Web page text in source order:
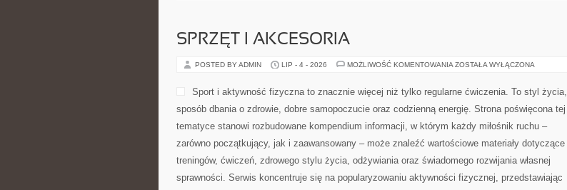
SPRZĘT I AKCESORIA
POSTED BY ADMIN LIP - 4 - 2026 MOŻLIWOŚĆ KOMENTOWANIA SPRZĘT
ZOSTAŁA WYŁĄCZONA
Sport i aktywność fizyczna to znacznie więcej niż tylko regularne ćwiczenia. To styl życia,
sposób dbania o zdrowie, dobre samopoczucie oraz codzienną energię. Strona poświęcona tej
tematyce stanowi rozbudowane kompendium informacji, w którym każdy miłośnik ruchu –
zarówno początkujący, jak i zaawansowany – może znaleźć wartościowe materiały dotyczące
treningów, ćwiczeń, zdrowego stylu życia, odżywiania oraz świadomego rozwijania własnej
sprawności. Serwis koncentruje się na popularyzowaniu aktywności fizycznej, przedstawiając